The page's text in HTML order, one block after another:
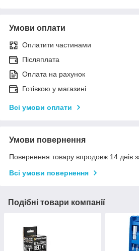
Умови оплати
Оплатити частинами
Післяплата
Оплата на рахунок
Готівкою у магазині
Всі умови оплати
Умови повернення
Повернення товару впродовж 14 днів
Всі умови повернення
Подібні товари компанії